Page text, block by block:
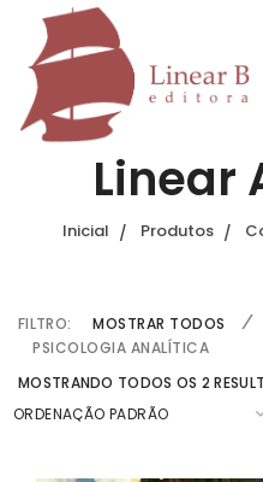
Linear
Inicial Produtos
FILTRO: MOSTRAR TODOS
PSICOLOGIA ANALÍTICA
MOSTRANDO TODOS OS 2